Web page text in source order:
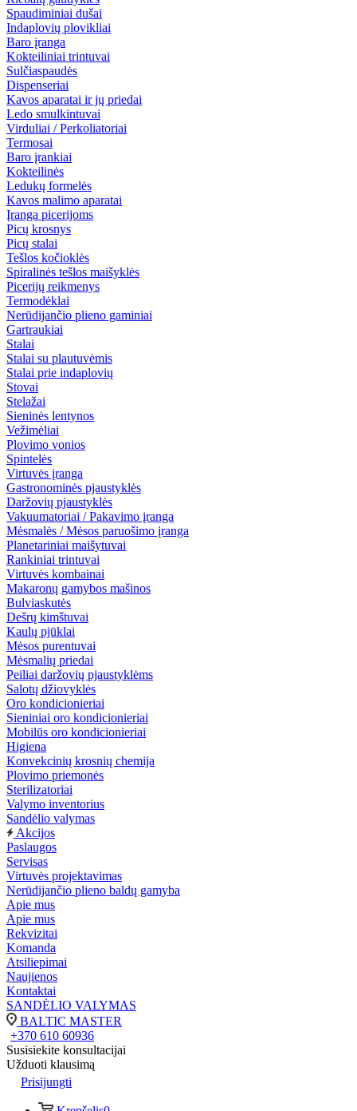
Spaudiminiai dušai
Indaplovių plovikliai
Baro įranga
Kokteiliniai trintuvai
Sulčiaspaudės
Dispenseriai
Kavos aparatai ir jų priedai
Ledo smulkintuvai
Virduliai / Perkoliatoriai
Termosai
Baro įrankiai
Kokteilinės
Ledukų formelės
Kavos malimo aparatai
Įranga picerijoms
Picų krosnys
Picų stalai
Tešlos kočioklės
Spiralinės tešlos maišyklės
Picerijų reikmenys
Termodėklai
Nerūdijančio plieno gaminiai
Gartraukiai
Stalai
Stalai su plautuvėmis
Stalai prie indaplovių
Stovai
Stelažai
Sieninės lentynos
Vežimėliai
Plovimo vonios
Spintelės
Virtuvės įranga
Gastronominės pjaustyklės
Daržovių pjaustyklės
Vakuumatoriai / Pakavimo įranga
Mėsmalės / Mėsos paruošimo įranga
Planetariniai maišytuvai
Rankiniai trintuvai
Virtuvės kombainai
Makaronų gamybos mašinos
Bulviaskutės
Dešrų kimštuvai
Kaulų pjūklai
Mėsos purentuvai
Mėsmalių priedai
Peiliai daržovių pjaustyklėms
Salotų džiovyklės
Oro kondicionieriai
Sieniniai oro kondicionieriai
Mobilūs oro kondicionieriai
Higiena
Konvekcinių krosnių chemija
Plovimo priemonės
Sterilizatoriai
Valymo inventorius
Sandėlio valymas
Akcijos
Paslaugos
Servisas
Virtuvės projektavimas
Nerūdijančio plieno baldų gamyba
Apie mus
Apie mus
Rekvizitai
Komanda
Atsiliepimai
Naujienos
Kontaktai
SANDĖLIO VALYMAS
BALTIC MASTER
+370 610 60936
Susisiekite konsultacijai
Užduoti klausimą
Prisijungti